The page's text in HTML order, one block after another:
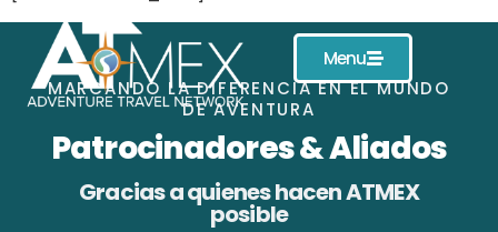
Menu
MARCANDO LA DIFERENCIA EN EL MUNDO
DE AVENTURA
Patrocinadores & Aliados
Gracias a quienes hacen ATMEX
posible